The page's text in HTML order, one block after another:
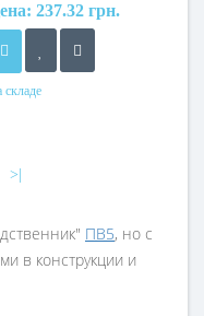
237.32 грн.
складе
>|
ПВ5, но с
в конструкции и